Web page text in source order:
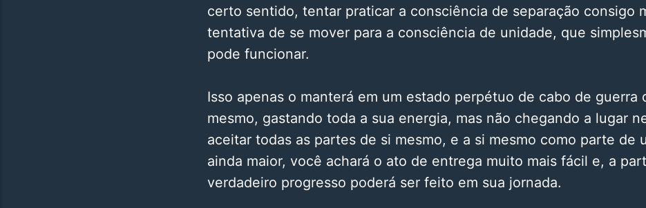
certo sentido, tentar praticar a consciência de separação consigo
tentativa de se mover para a consciência de unidade, que
pode funcionar.
Isso apenas o manterá em um estado perpétuo de cabo de guerra
mesmo, gastando toda a sua energia, mas não chegando a lugar
aceitar todas as partes de si mesmo, e a si mesmo como parte de
ainda maior, você achará o ato de entrega muito mais fácil e, a
verdadeiro progresso poderá ser feito em sua jornada.